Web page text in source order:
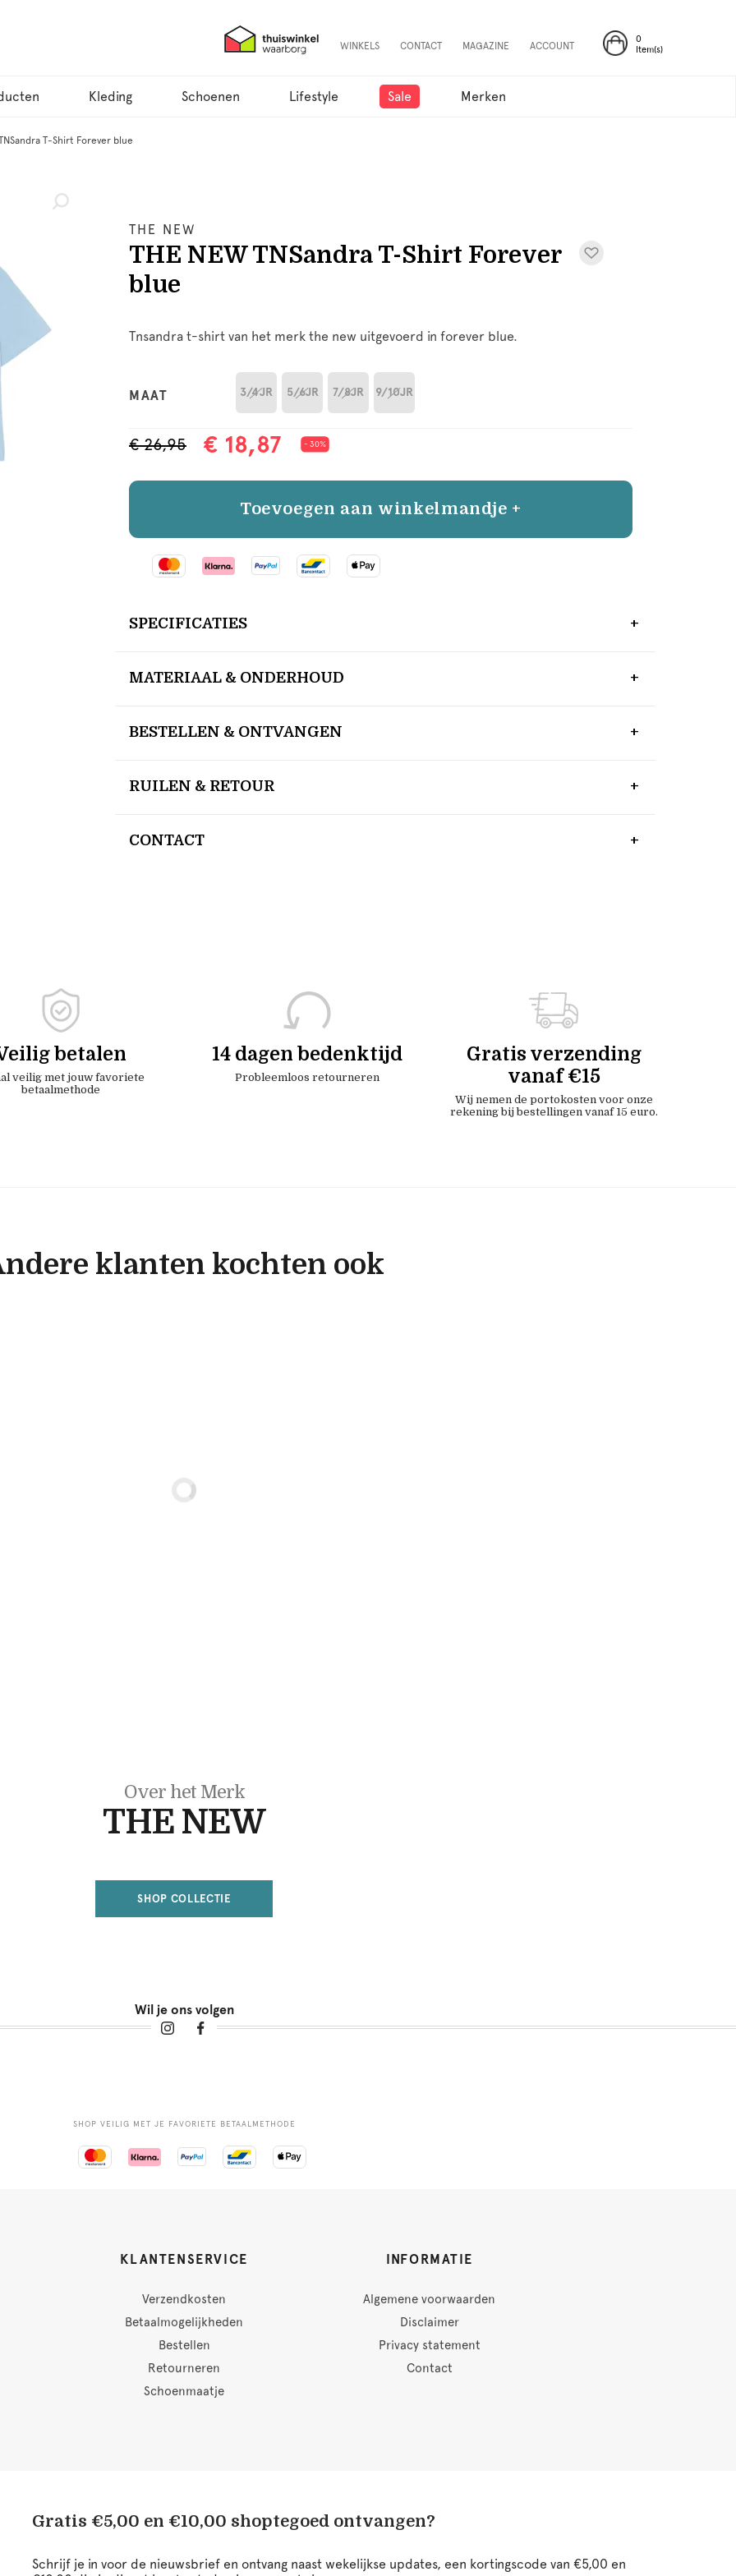
0
Item(s)
WINKELS CONTACT MAGAZINE ACCOUNT
Kleding Schoenen Lifestyle Sale Merken
T-Shirt Forever blue
THE NEW
THE NEW TNSandra T-Shirt Forever
blue
Tnsandra t-shirt van het merk the new uitgevoerd in forever blue.
MAAT 3/4JR 5/6JR 7/8JR 9/10JR
€ 26,95 € 18,87 - 30%
Toevoegen aan winkelmandje +
SPECIFICATIES
MATERIAAL & ONDERHOUD
BESTELLEN & ONTVANGEN
RUILEN & RETOUR
CONTACT
betalen
veilig met jouw favoriete
betaalmethode
14 dagen bedenktijd
Probleemloos retourneren
Gratis verzending
vanaf €15
Wij nemen de portokosten voor onze
rekening bij bestellingen vanaf 15 euro.
klanten kochten ook
Over het Merk
THE NEW
SHOP COLLECTIE
Wil je ons volgen
SHOP VEILIG MET JE FAVORIETE BETAALMETHODE
KLANTENSERVICE
Verzendkosten
Betaalmogelijkheden
Bestellen
Retourneren
Schoenmaatje
INFORMATIE
Algemene voorwaarden
Disclaimer
Privacy statement
Contact
Gratis €5,00 en €10,00 shoptegoed ontvangen?
Schrijf je in voor de nieuwsbrief en ontvang naast wekelijkse updates, een kortingscode van €5,00 en